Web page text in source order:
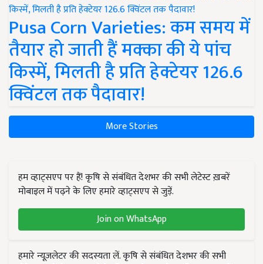
Pusa Corn Varieties: कम समय में
तैयार हो जाती हैं मक्का की ये पांच
किस्में, मिलती है प्रति हेक्टेयर 126.6
क्विंटल तक पैदावार!
More Stories
हम व्हाट्सएप पर हैं! कृषि से संबंधित देशभर की सभी लेटेस्ट ख़बरें
मोबाइल में पढ़ने के लिए हमारे व्हाट्सएप से जुड़ें.
Join on WhatsApp
हमारे न्यूज़लेटर की सदस्यता लें. कृषि से संबंधित देशभर की सभी